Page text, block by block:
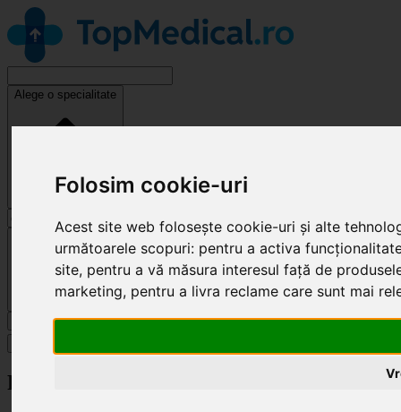
Folosim cookie-uri
Acest site web folosește cookie-uri și alte
următoarele scopuri: pentru a activa
site, pentru a vă măsura interesul față de
marketing, pentru a livra reclame care sunt mai
Alege o specialitate
Cluj-Napoca
Revendică clinică